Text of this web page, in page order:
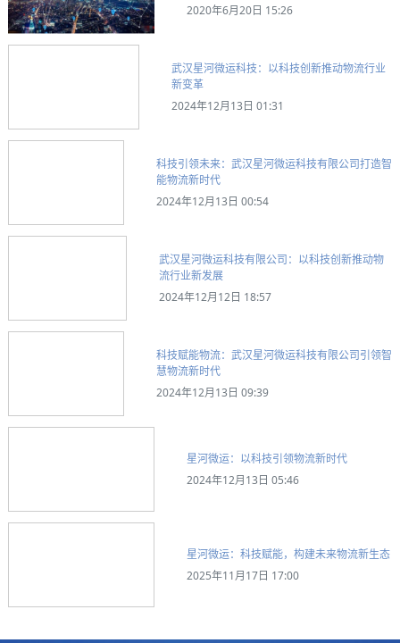
2020年6月20日 15:26
武汉星河微运科技：以科技创新推动物流行业
新变革
2024年12月13日 01:31
科技引领未来：武汉星河微运科技有限公司打造智
能物流新时代
2024年12月13日 00:54
武汉星河微运科技有限公司：以科技创新推动物
流行业新发展
2024年12月12日 18:57
科技赋能物流：武汉星河微运科技有限公司引领智
慧物流新时代
2024年12月13日 09:39
星河微运：以科技引领物流新时代
2024年12月13日 05:46
星河微运：科技赋能，构建未来物流新生态
2025年11月17日 17:00